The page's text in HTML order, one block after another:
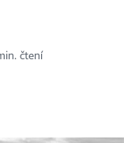
čtení